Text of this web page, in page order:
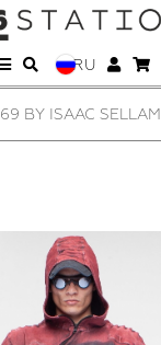
RU
69 BY ISAAC SELLAM